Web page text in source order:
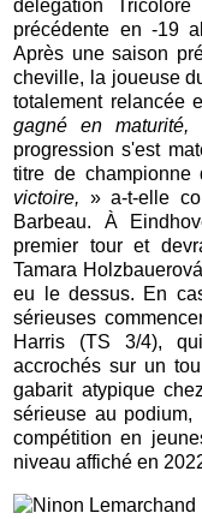
délégation
précédente en -19
Après une saison
cheville, la joueuse
totalement relancée
gagné en maturité,
progression s'est
titre de
victoire, » a-t-elle
Barbeau. À
premier tour et
Tamara
eu le dessus. En
sérieuses
Harris (TS 3/4),
accrochés sur un
gabarit atypique
sérieuse au
compétition en
niveau affiché en